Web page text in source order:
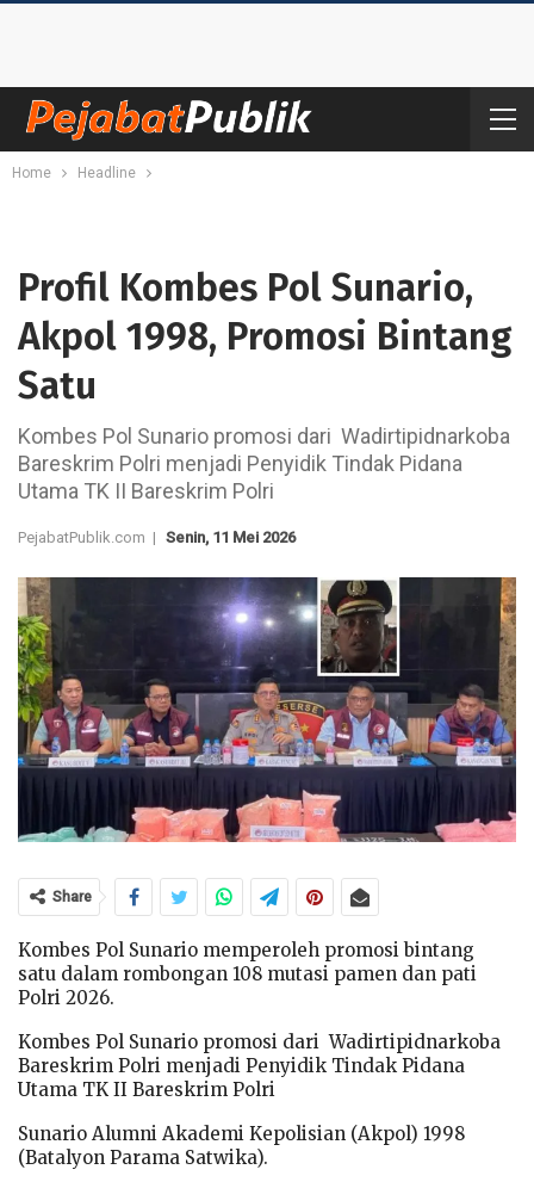
Home Headline
Profil Kombes Pol Sunario,
Akpol 1998, Promosi Bintang
Satu
Kombes Pol Sunario promosi dari Wadirtipidnarkoba
Bareskrim Polri menjadi Penyidik Tindak Pidana
Utama TK II Bareskrim Polri
PejabatPublik.com | Senin, 11 Mei 2026
Share
Kombes Pol Sunario memperoleh promosi bintang
satu dalam rombongan 108 mutasi pamen dan pati
Polri 2026.
Kombes Pol Sunario promosi dari Wadirtipidnarkoba
Bareskrim Polri menjadi Penyidik Tindak Pidana
Utama TK II Bareskrim Polri
Sunario Alumni Akademi Kepolisian (Akpol) 1998
(Batalyon Parama Satwika).